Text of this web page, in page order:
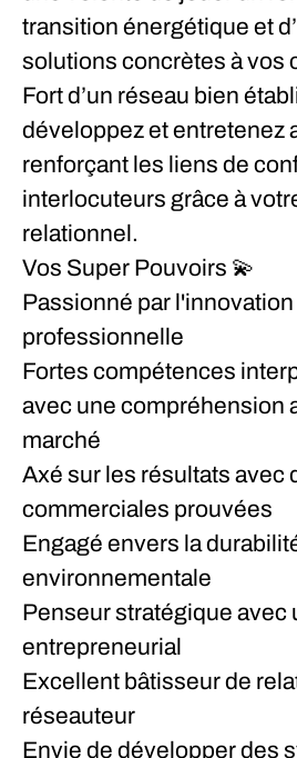
transition énergétique et
solutions concrètes à vos
Fort d’un réseau bien
développez et entretenez
renforçant les liens de
interlocuteurs grâce à
relationnel.
Vos Super Pouvoirs 💫
Passionné par
professionnelle
Fortes compétences
avec une compréhension
marché
Axé sur les résultats avec
commerciales prouvées
Engagé envers la
environnementale
Penseur stratégique avec
entrepreneurial
Excellent bâtisseur de
réseauteur
Envie de développer des